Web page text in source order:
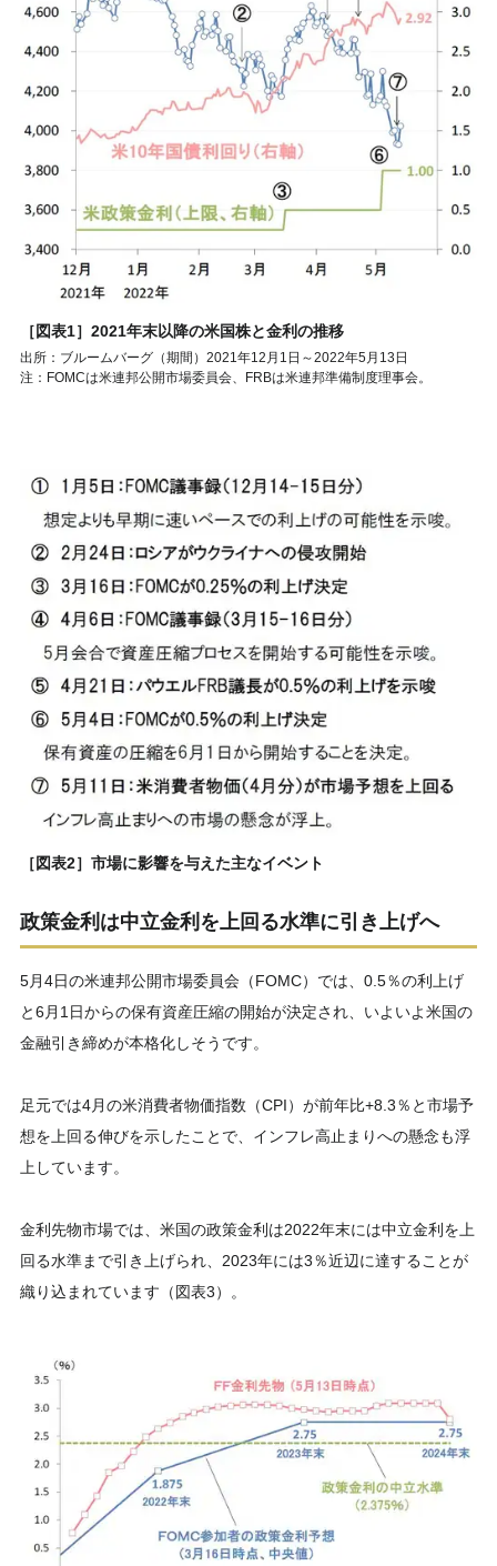
［図表1］2021年末以降の米国株と金利の推移
出所：ブルームバーグ（期間）2021年12月1日～2022年5月13日
注：FOMCは米連邦公開市場委員会、FRBは米連邦準備制度理事会。
［図表2］市場に影響を与えた主なイベント
政策金利は中立金利を上回る水準に引き上げへ
5月4日の米連邦公開市場委員会（FOMC）では、0.5％の利上げ
と6月1日からの保有資産圧縮の開始が決定され、いよいよ米国の
金融引き締めが本格化しそうです。
足元では4月の米消費者物価指数（CPI）が前年比+8.3％と市場予
想を上回る伸びを示したことで、インフレ高止まりへの懸念も浮
上しています。
金利先物市場では、米国の政策金利は2022年末には中立金利を上
回る水準まで引き上げられ、2023年には3％近辺に達することが
織り込まれています（図表3）。